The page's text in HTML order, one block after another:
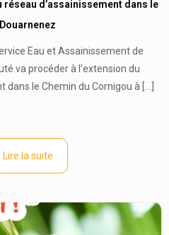
réseau d’assainissement dans le
Eau et Assainissement de
va procéder à l’extension du
dans le Chemin du Cornigou à
Lire la suite